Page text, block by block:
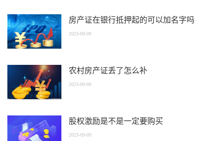
房产证在银行抵押起的可以加名字吗
2023-09-09
农村房产证丢了怎么补
2023-09-09
股权激励是不是一定要购买
2023-09-09